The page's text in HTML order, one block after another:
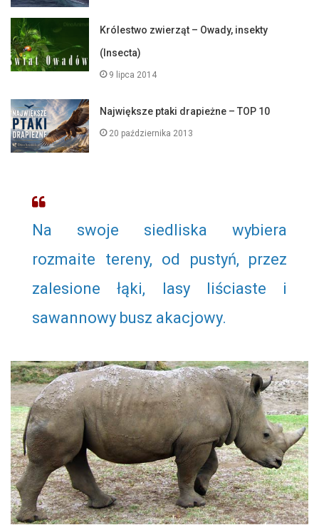
Królestwo zwierząt – Owady, insekty
(Insecta)
9 lipca 2014
Największe ptaki drapieżne – TOP 10
20 października 2013
Na swoje siedliska wybiera
rozmaite tereny, od pustyń, przez
zalesione łąki, lasy liściaste i
sawannowy busz akacjowy.